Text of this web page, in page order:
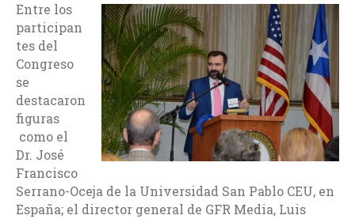
Entre los
participan
tes del
Congreso
se
destacaron
figuras
como el
Dr. José
Francisco
Serrano-Oceja de la Universidad San Pablo CEU, en
España; el director general de GFR Media, Luis